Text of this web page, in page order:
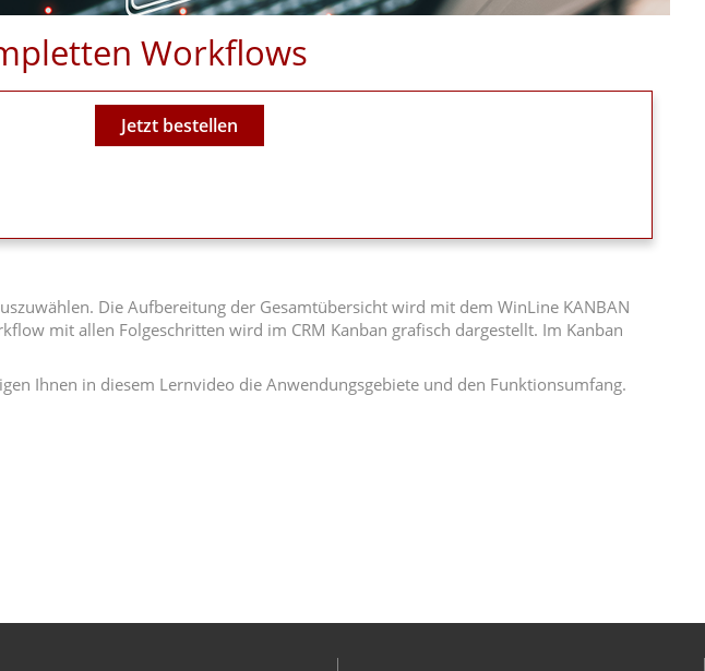
Workflows
Video
Jetzt bestellen
Die Aufbereitung der Gesamtübersicht wird mit dem WinLine KANBAN
mit allen Folgeschritten wird im CRM Kanban grafisch dargestellt. Im Kanban
Ihnen in diesem Lernvideo die Anwendungsgebiete und den Funktionsumfang.